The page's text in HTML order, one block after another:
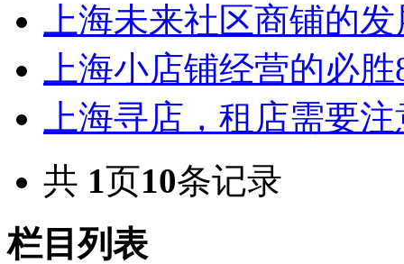
上海未来社区商铺的
上海小店铺经营的必
上海寻店，租店需要
共 1页10条记录
栏目列表